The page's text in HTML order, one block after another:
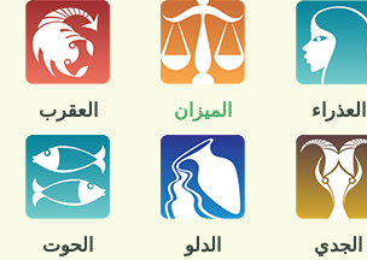
العذراء الميزان العقرب
الجدي الدلو الحوت